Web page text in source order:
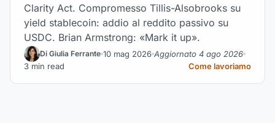
Clarity Act. Compromesso Tillis-Alsobrooks su
yield stablecoin: addio al reddito passivo su
USDC. Brian Armstrong: «Mark it up».
Di Giulia Ferrante 10 mag 2026 Aggiornato 4 ago 2026
3 min read
Come lavoriamo